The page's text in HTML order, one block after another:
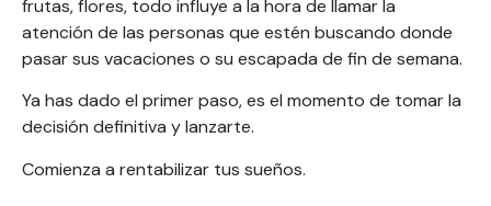
frutas, flores, todo influye a la hora de llamar la
atención de las personas que estén buscando donde
pasar sus vacaciones o su escapada de fin de semana.
Ya has dado el primer paso, es el momento de tomar la
decisión definitiva y lanzarte.
Comienza a rentabilizar tus sueños.
más
inteligente
de
encontrar
en
Gijón?
Vacacional,
para